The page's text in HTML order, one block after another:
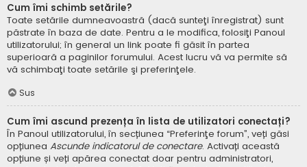
Cum îmi schimb setările?
Toate setările dumneavoastră (dacă sunteţi înregistrat) sunt
păstrate în baza de date. Pentru a le modifica, folosiţi Panoul
utilizatorului; în general un link poate fi găsit în partea
superioară a paginilor forumului. Acest lucru vă va permite să
vă schimbaţi toate setările şi preferinţele.
Sus
Cum îmi ascund prezența în lista de utilizatori conectați?
În Panoul utilizatorului, în secțiunea “Preferinţe forum”, veți găsi
opțiunea Ascunde indicatorul de conectare. Activați această
opțiune și veți apărea conectat doar pentru administratori,